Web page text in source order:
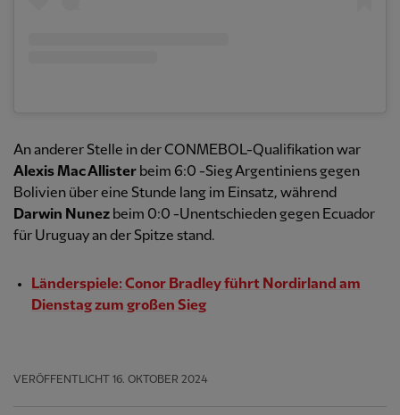
An anderer Stelle in der CONMEBOL-Qualifikation war
Alexis Mac Allister beim 6:0 -Sieg Argentiniens gegen
Bolivien über eine Stunde lang im Einsatz, während
Darwin Nunez beim 0:0 -Unentschieden gegen Ecuador
für Uruguay an der Spitze stand.
Länderspiele: Conor Bradley führt Nordirland am
Dienstag zum großen Sieg
VERÖFFENTLICHT 16. OKTOBER 2024